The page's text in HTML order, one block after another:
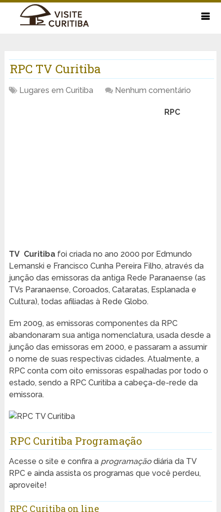
RPC TV Curitiba
Lugares em Curitiba Nenhum comentário
RPC
TV Curitibafoi criada no ano 2000 por Edmundo
Lemanski e Francisco Cunha Pereira Filho, através da
junção das emissoras da antiga Rede Paranaense (as
TVs Paranaense, Coroados, Cataratas, Esplanada e
Cultura), todas afiliadas à Rede Globo.
Em 2009, as emissoras componentes da RPC
abandonaram sua antiga nomenclatura, usada desde a
junção das emissoras em 2000, e passaram a assumir
o nome de suas respectivas cidades. Atualmente, a
RPC conta com oito emissoras espalhadas por todo o
estado, sendo a RPC Curitiba a cabeça-de-rede da
emissora.
RPC Curitiba Programação
Acesse o site e confira a programaçãodiária da TV
RPC e ainda assista os programas que você perdeu,
aproveite!
RPC Curitiba on line